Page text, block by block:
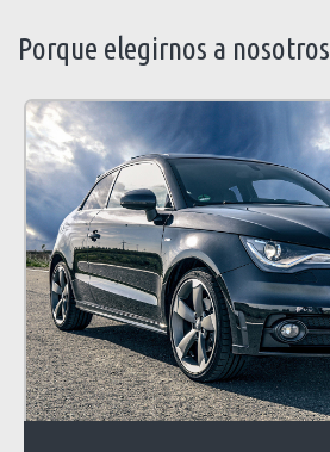
Porque elegirnos a nosotros